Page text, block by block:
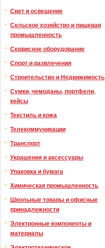
Свет и освещение
Сельское хозяйство и пищевая
промышленность
Сервисное оборудование
Спорт и развлечения
Строительство и Недвижимость
Сумки, чемоданы, портфели,
кейсы
Текстиль и кожа
Телекоммуникации
Транспорт
Украшения и аксессуары
Упаковка и бумага
Химическая промышленность
Школьные товары и офисные
принадлежности
Электронные компоненты и
материалы